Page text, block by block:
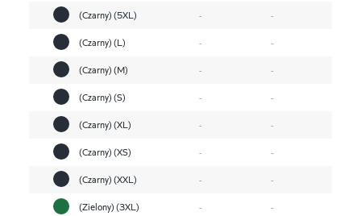
(Czarny) (5XL)
-
-
(Czarny) (L)
-
-
(Czarny) (M)
-
-
(Czarny) (S)
-
-
(Czarny) (XL)
-
-
(Czarny) (XS)
-
-
(Czarny) (XXL)
-
-
(Zielony) (3XL)
-
-